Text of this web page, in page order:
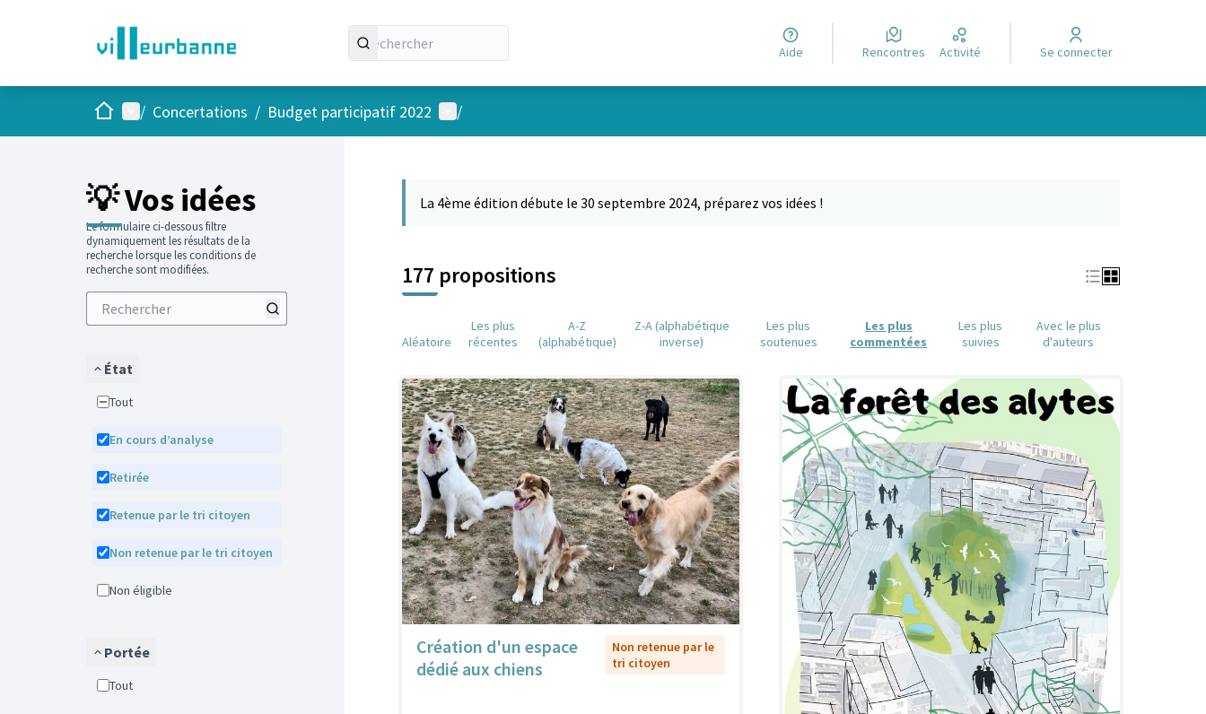
Aide Rencontres Activité Se connecter
AccueilMenu principal
/ Concertations / Budget participatif 2022 Menu utilisateur
/
💡 Vos idées
Le formulaire ci-dessous filtre
dynamiquement les résultats de la
recherche lorsque les conditions de
recherche sont modifiées.
État
Tout
En cours d’analyse
Retirée
Retenue par le tri citoyen
Non retenue par le tri citoyen
Non éligible
Portée
Tout
La 4ème édition débute le 30 septembre 2024, préparez vos idées !
177 propositions
Aléatoire
Les plus
récentes
A-Z
(alphabétique)
Z-A (alphabétique
inverse)
Les plus
soutenues
Les plus
commentées
Les plus
suivies
Avec le plus
d'auteurs
Création d'un espace
dédié aux chiens
Non retenue par le
tri citoyen